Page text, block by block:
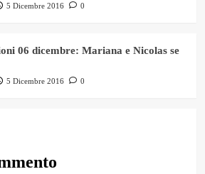
5 Dicembre 2016
0
06 dicembre: Mariana e Nicolas se
5 Dicembre 2016 0